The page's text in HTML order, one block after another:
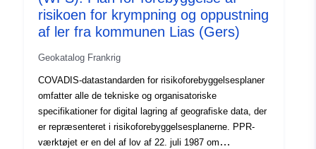
risikoen for krympning og oppustning
af ler fra kommunen Lias (Gers)
Geokatalog Frankrig
COVADIS-datastandarden for risikoforebyggelsesplaner
omfatter alle de tekniske og organisatoriske
specifikationer for digital lagring af geografiske data, der
er repræsenteret i risikoforebyggelsesplanerne. PPR-
værktøjet er en del af lov af 22. juli 1987 om